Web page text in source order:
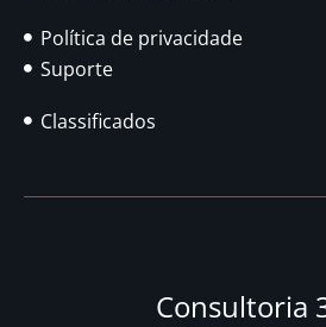
Política de privacidade
Suporte
Classificados
Consultoria